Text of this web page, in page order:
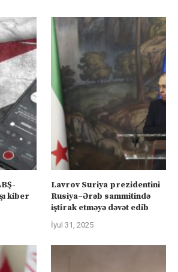
kiber
Lavrov Suriya prezidentini
Rusiya–Ərəb sammitində
iştirak etməyə dəvət edib
İyul 31, 2025